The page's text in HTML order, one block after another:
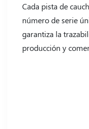
Cada pista de
número de serie
garantiza la
producción y